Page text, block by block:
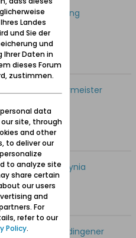
die Marinefestung
Fischerei Obermeister
Gdynia
Danzig in Gdingener
Landes
und Sie der
und
Ihrer Daten in
dieses Forum
zustimmen.
data
site, through
and other
to deliver our
to analyze site
share certain
our users
and
For
refer to our
Policy.